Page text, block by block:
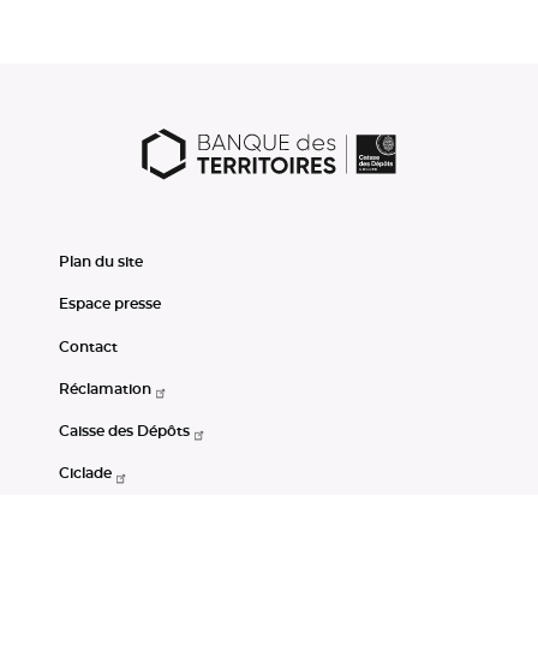
Plan du site
Espace presse
Contact
Réclamation
Caisse des Dépôts
Ciclade